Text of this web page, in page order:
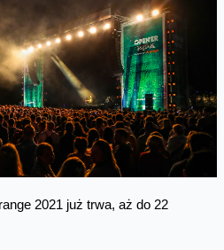
2021 już trwa, aż do 22